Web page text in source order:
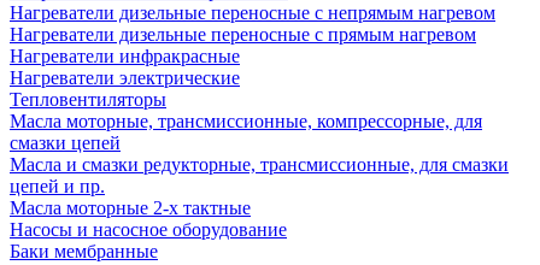
Нагреватели дизельные переносные с непрямым нагревом
Нагреватели дизельные переносные с прямым нагревом
Нагреватели инфракрасные
Нагреватели электрические
Тепловентиляторы
Масла моторные, трансмиссионные, компрессорные, для
смазки цепей
Масла и смазки редукторные, трансмиссионные, для смазки
цепей и пр.
Масла моторные 2-х тактные
Насосы и насосное оборудование
Баки мембранные